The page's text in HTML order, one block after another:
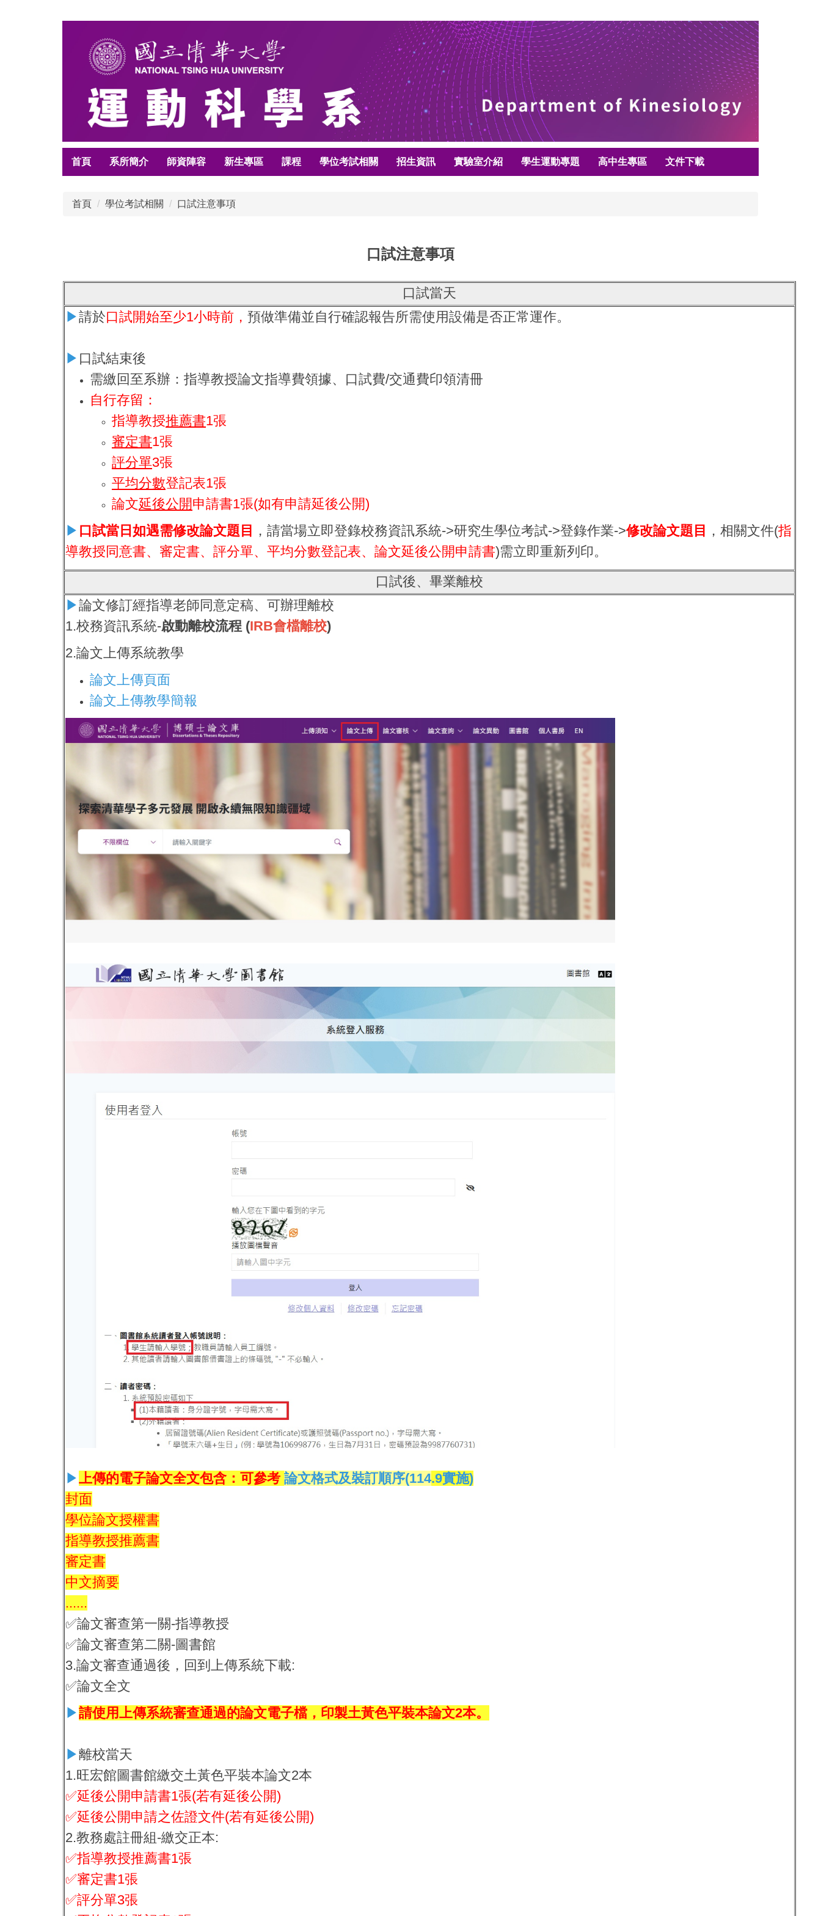
首頁 系所簡介 師資陣容 新生專區 課程 學位考試相關 招生資訊 實驗室介紹 學生運動專題 高中生專區 文件下載
首頁 學位考試相關 口試注意事項
口試注意事項
口試當天
▶請於口試開始至少1小時前， 預做準備並自行確認報告所需使用設備是否正常運作。
▶ 口試結束後
需繳回至系辦：指導教授論文指導費領據、口試費/交通費印領清冊
自行存留：
指導教授推薦書1張
審定書1張
評分單3張
平均分數登記表1張
論文延後公開申請書1張(如有申請延後公開)
▶ 口試當日如遇需修改論文題目 ，請當場立即登錄校務資訊系統->研究生學位考試->登錄作業->修改論文題目 ，相關文件(指
導教授同意書、審定書、評分單、平均分數登記表、 論文延後公開申請書)需立即重新列印。
口試後、畢業離校
▶論文修訂經指導老師同意定稿、可辦理離校
1.校務資訊系統-啟動離校流程 (IRB會檔離校)
2.論文上傳系統教學
論文上傳頁面
論文上傳教學簡報
▶上傳的電子論文全文包含：可參考 論文格式及裝訂順序(114.9實施)
封面
學位論文授權書
指導教授推薦書
審定書
中文摘要
......
✅論文審查第一關-指導教授
✅論文審查第二關-圖書館
3.論文審查通過後，回到上傳系統下載:
✅論文全文
▶請使用上傳系統審查通過的論文電子檔，印製土黃色平裝本論文2本。
▶離校當天
1.旺宏館圖書館繳交土黃色平裝本論文2本
✅延後公開申請書1張(若有延後公開)
✅延後公開申請之佐證文件(若有延後公開)
2.教務處註冊組-繳交正本:
✅指導教授推薦書1張
✅審定書1張
✅評分單3張